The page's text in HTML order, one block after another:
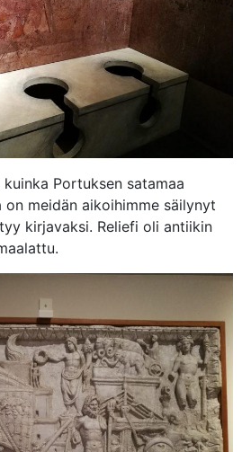
Portuksen satamaa
meidän aikoihimme säilynyt
kirjavaksi. Reliefi oli antiikin